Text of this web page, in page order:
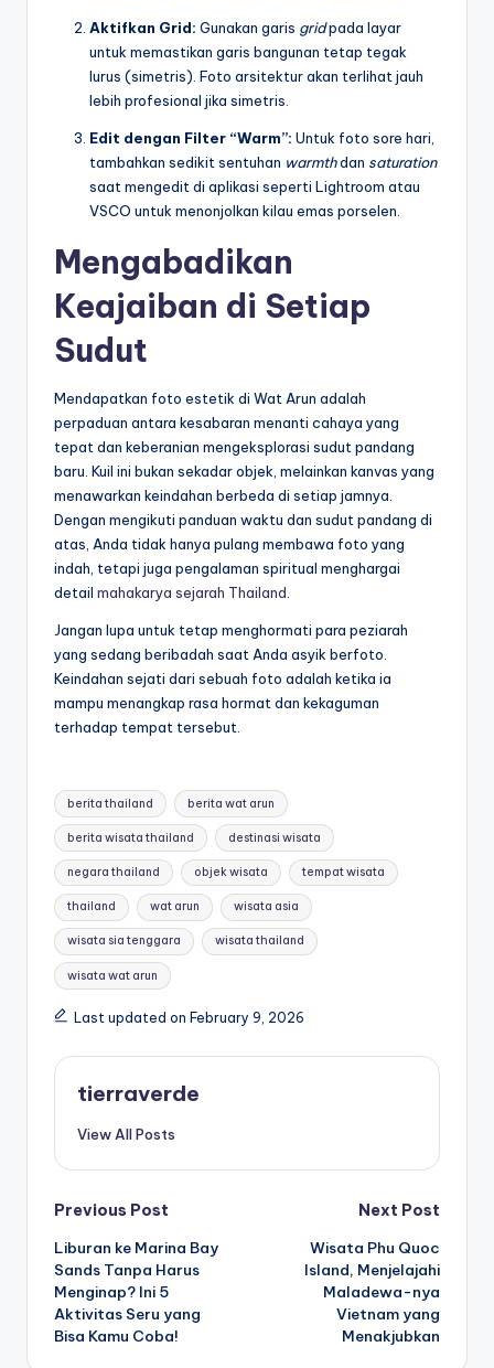
Aktifkan Grid: Gunakan garis gridpada layar
untuk memastikan garis bangunan tetap tegak
lurus (simetris). Foto arsitektur akan terlihat jauh
lebih profesional jika simetris.
Edit dengan Filter “Warm”: Untuk foto sore hari,
tambahkan sedikit sentuhan warmthdan saturation
saat mengedit di aplikasi seperti Lightroom atau
VSCO untuk menonjolkan kilau emas porselen.
Mengabadikan
Keajaiban di Setiap
Sudut
Mendapatkan foto estetik di Wat Arun adalah
perpaduan antara kesabaran menanti cahaya yang
tepat dan keberanian mengeksplorasi sudut pandang
baru. Kuil ini bukan sekadar objek, melainkan kanvas yang
menawarkan keindahan berbeda di setiap jamnya.
Dengan mengikuti panduan waktu dan sudut pandang di
atas, Anda tidak hanya pulang membawa foto yang
indah, tetapi juga pengalaman spiritual menghargai
detail mahakarya sejarah Thailand
Jangan lupa untuk tetap menghormati para peziarah
yang sedang beribadah saat Anda asyik berfoto.
Keindahan sejati dari sebuah foto adalah ketika ia
mampu menangkap rasa hormat dan kekaguman
terhadap tempat tersebut.
Tags:
berita thailand berita wat arun
berita wisata thailand destinasi wisata
negara thailand objek wisata tempat wisata
thailand wat arun wisata asia
wisata sia tenggara wisata thailand
wisata wat arun
Last updated on February 9, 2026
tierraverde
View All Posts
Post
navigation
Previous Post
Liburan ke Marina Bay
Sands Tanpa Harus
Menginap? Ini 5
Aktivitas Seru yang
Bisa Kamu Coba!
Next Post
Wisata Phu Quoc
Island, Menjelajahi
Maladewa-nya
Vietnam yang
Menakjubkan